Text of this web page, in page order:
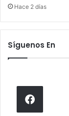
Hace 2 días
Síguenos En